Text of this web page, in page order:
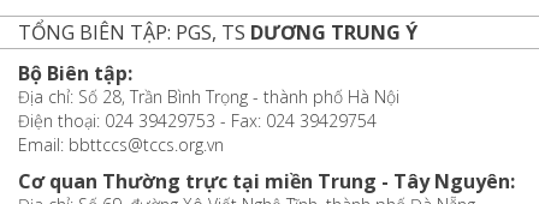
TỔNG BIÊN TẬP: PGS, TS DƯƠNG TRUNG Ý
Bộ Biên tập:
Địa chỉ: Số 28, Trần Bình Trọng - thành phố Hà Nội
Điện thoại: 024 39429753 - Fax: 024 39429754
Email: bbttccs@tccs.org.vn
Cơ quan Thường trực tại miền Trung - Tây Nguyên: